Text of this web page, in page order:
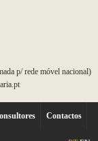
p/ rede móvel nacional)
Contactos